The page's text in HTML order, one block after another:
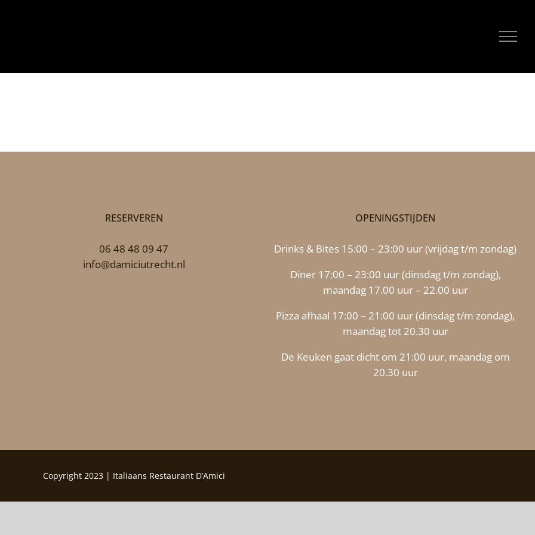
RESERVEREN
06 48 48 09 47
info@damiciutrecht.nl
OPENINGSTIJDEN
Drinks & Bites 15:00 – 23:00 uur (vrijdag t/m zondag)
Diner 17:00 – 23:00 uur (dinsdag t/m zondag),
maandag 17.00 uur – 22.00 uur
Pizza afhaal 17:00 – 21:00 uur (dinsdag t/m zondag),
maandag tot 20.30 uur
De Keuken gaat dicht om 21:00 uur, maandag om
20.30 uur
Copyright 2023 | Italiaans Restaurant D’Amici